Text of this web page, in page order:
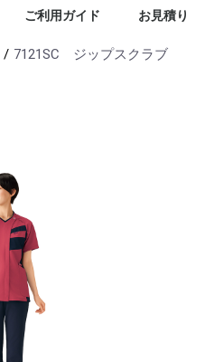
ご利用ガイド お見積り
7121SC ジップスクラブ